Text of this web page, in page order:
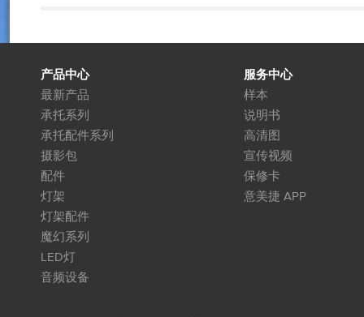
产品中心
最新产品
承托系列
承托配件系列
摄影包
配件
灯架
灯架配件
魔幻系列
LED灯
音频设备
服务中心
样本
说明书
高清图
宣传视频
保修卡
意美捷 APP